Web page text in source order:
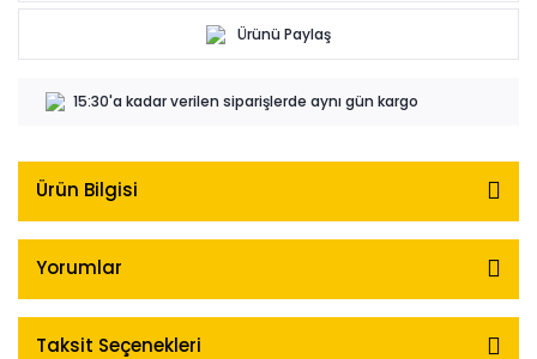
Ürünü Paylaş
15:30'a kadar verilen siparişlerde aynı gün kargo
Ürün Bilgisi
Yorumlar
Taksit Seçenekleri